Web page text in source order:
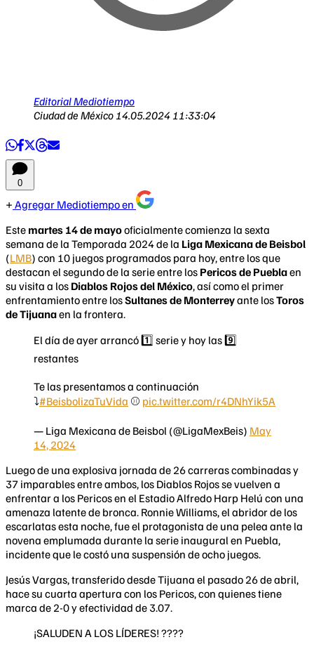
Editorial Mediotiempo
Ciudad de México 14.05.2024 11:33:04
0
Agregar Mediotiempo en
Este martes 14 de mayooficialmente comienza la sexta
semana de la Temporada 2024 de la Liga Mexicana de Beisbol
(LMB) con 10 juegos programados para hoy, entre los que
destacan el segundo de la serie entre los Pericos de Pueblaen
su visita a los Diablos Rojos del México, así como el primer
enfrentamiento entre losSultanes de Monterreyante losToros
de Tijuanaen la frontera.
El día de ayer arrancó 1️⃣ serie y hoy las 9️⃣
restantes
Te las presentamos a continuación
⤵️#BeisbolizaTuVida ⚾️ pic.twitter.com/r4DNhYik5A
— Liga Mexicana de Beisbol (@LigaMexBeis) May
14, 2024
Luego de una explosiva jornada de 26 carreras combinadas y
37 imparables entre ambos, los Diablos Rojos se vuelven a
enfrentar a los Pericos en el Estadio Alfredo Harp Helú con una
amenaza latente de bronca. Ronnie Williams, el abridor de los
escarlatas esta noche, fue el protagonista de una pelea ante la
novena emplumada durante la serie inaugural en Puebla,
incidente que le costó una suspensión de ocho juegos.
Jesús Vargas, transferido desde Tijuana el pasado 26 de abril,
hace su cuarta apertura con los Pericos, con quienes tiene
marca de 2-0 y efectividad de 3.07.
¡SALUDEN A LOS LÍDERES! ????